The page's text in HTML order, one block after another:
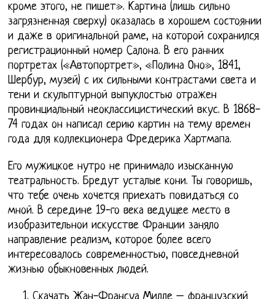
кроме этого, не пишет». Картина (лишь сильно
загрязненная сверху) оказалась в хорошем состоянии
и даже в оригинальной раме, на которой сохранился
регистрационный номер Салона. В его ранних
портретах («Автопортрет», «Полина Оно», 1841,
Шербур, музей) с их сильными контрастами света и
тени и скульптурной выпуклостью отражен
провинциальный неоклассицистический вкус. В 1868-
74 годах он написал серию картин на тему времен
года для коллекционера Фредерика Хартмапа.
Его мужицкое нутро не принимало изысканную
театральность. Бредут усталые кони. Ты говоришь,
что тебе очень хочется приехать повидаться со
мной. В середине 19-го века ведущее место в
изобразительнои искусстве Франции заняло
направление реализм, которое более всего
интересовалось современностью, повседневной
жизнью обыкновенных людей.